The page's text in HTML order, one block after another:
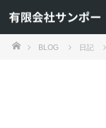
ホームBLOG 日記